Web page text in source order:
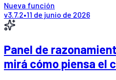
Nueva función
v3.7.2•11 de junio de 2026
Panel de
mirá cómo piensa el